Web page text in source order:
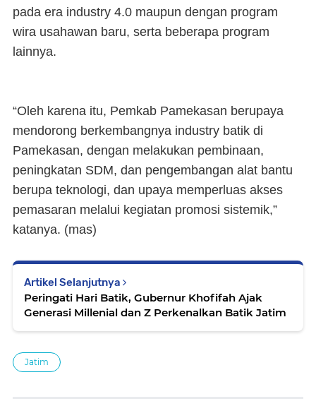
pada era industry 4.0 maupun dengan program
wira usahawan baru, serta beberapa program
lainnya.
“Oleh karena itu, Pemkab Pamekasan berupaya
mendorong berkembangnya industry batik di
Pamekasan, dengan melakukan pembinaan,
peningkatan SDM, dan pengembangan alat bantu
berupa teknologi, dan upaya memperluas akses
pemasaran melalui kegiatan promosi sistemik,”
katanya. (mas)
Artikel Selanjutnya
Peringati Hari Batik, Gubernur Khofifah Ajak
Generasi Millenial dan Z Perkenalkan Batik Jatim
Jatim